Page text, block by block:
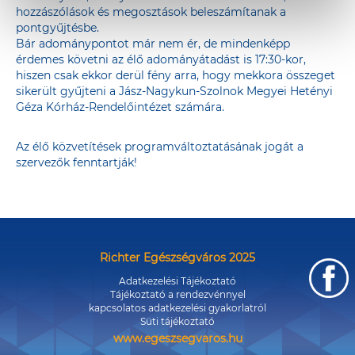
hozzászólások és megosztások beleszámítanak a
pontgyűjtésbe.
Bár adománypontot már nem ér, de mindenképp
érdemes követni az élő adományátadást is 17:30-kor,
hiszen csak ekkor derül fény arra, hogy mekkora összeget
sikerült gyűjteni a Jász-Nagykun-Szolnok Megyei Hetényi
Géza Kórház-Rendelőintézet számára.
Az élő közvetítések programváltoztatásának jogát a
szervezők fenntartják!
Richter Egészségváros 2025
Adatkezelési Tájékoztató
Tájékoztató a rendezvénnyel
kapcsolatos adatkezelési gyakorlatról
Süti tájékoztató
www.egeszsegvaros.hu